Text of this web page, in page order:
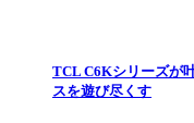
TCL C6Kシリーズが
スを遊び尽くす